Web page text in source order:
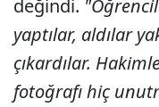
değindi.
yaptılar, aldılar
çıkardılar.
fotoğrafı hiç